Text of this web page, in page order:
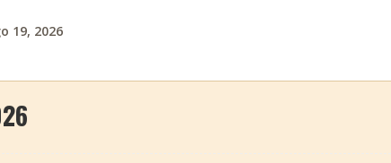
19, 2026